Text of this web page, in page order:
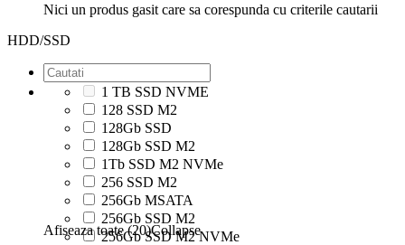
Nici un produs gasit care sa corespunda cu criterile cautarii
HDD/SSD
1 TB SSD NVME
128 SSD M2
128Gb SSD
128Gb SSD M2
1Tb SSD M2 NVMe
256 SSD M2
256Gb MSATA
256Gb SSD M2
256Gb SSD M2 NVMe
Afiseaza toate (20)Collapse